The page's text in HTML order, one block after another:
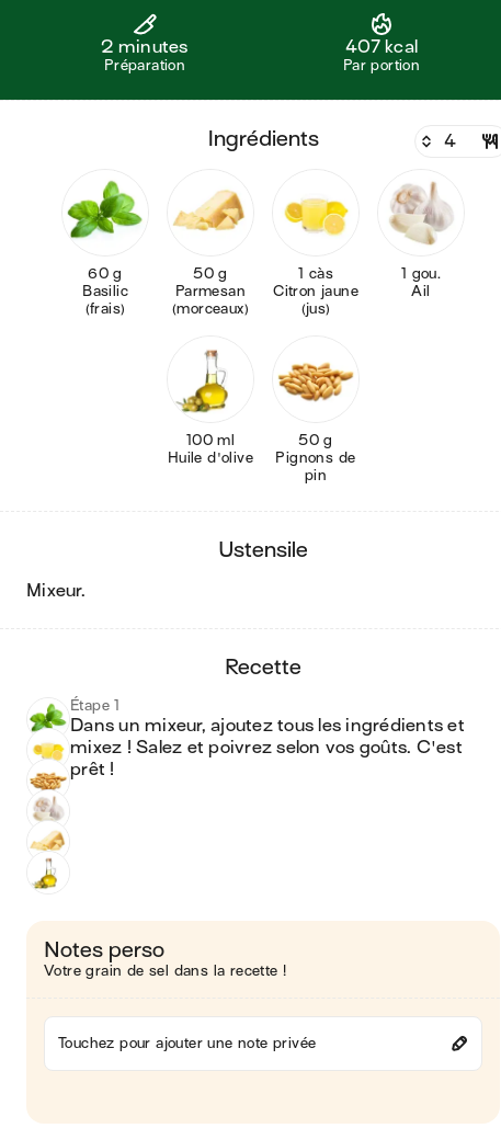
2 minutes
Préparation
407 kcal
Par portion
ingrédients
60 g
Basilic
(frais)
50 g
Parmesan
(morceaux)
1 càs
Citron jaune
(jus)
1 gou.
Ail
100 ml
Huile d'olive
50 g
Pignons de
pin
ustensile
mixeur.
recette
Étape 1
Dans un mixeur, ajoutez tous les ingrédients et
mixez ! Salez et poivrez selon vos goûts. C'est
prêt !
Notes perso
Votre grain de sel dans la recette !
Touchez pour ajouter une note privée